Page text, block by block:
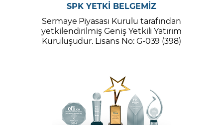
SPK YETKİ BELGEMİZ
Sermaye Piyasası Kurulu tarafından
yetkilendirilmiş Geniş Yetkili Yatırım
Kuruluşudur. Lisans No: G-039 (398)